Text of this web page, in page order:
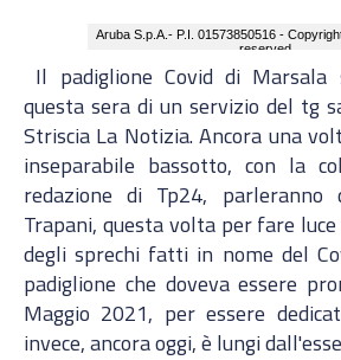
Il padiglione Covid di Marsala
questa sera di un servizio del tg
Striscia La Notizia. Ancora una
inseparabile bassotto, con la
redazione di Tp24, parleranno
Trapani, questa volta per fare
degli sprechi fatti in nome del
padiglione che doveva essere
Maggio 2021, per essere
invece, ancora oggi, è lungi